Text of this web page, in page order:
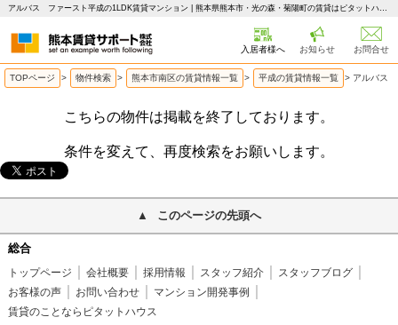
アルバス ファースト平成の1LDK賃貸マンション | 熊本県熊本市・光の森・菊陽町の賃貸はピタットハウス 熊本賃貸サポート
入居者様へ お知らせ お問合せ
TOPページ > 物件検索 > 熊本市南区の賃貸情報一覧 > 平成の賃貸情報一覧 > アルバス
こちらの物件は掲載を終了しております。
条件を変えて、再度検索をお願いします。
このページの先頭へ
総合
トップページ 会社概要 採用情報 スタッフ紹介
スタッフブログ
お客様の声
お問い合わせ
マンション開発事例
賃貸のことならピタットハウス